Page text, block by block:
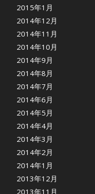
2015年1月
2014年12月
2014年11月
2014年10月
2014年9月
2014年8月
2014年7月
2014年6月
2014年5月
2014年4月
2014年3月
2014年2月
2014年1月
2013年12月
2013年11月